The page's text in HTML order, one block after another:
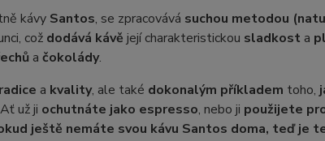
kávy Santos, se zpracovává suchou metodou
což dodává kávě její charakteristickou sladkost a
a čokolády.
a kvality, ale také dokonalým příkladem toho,
už ji ochutnáte jako espresso, nebo ji použijete
ještě nemáte svou kávu Santos doma, teď je